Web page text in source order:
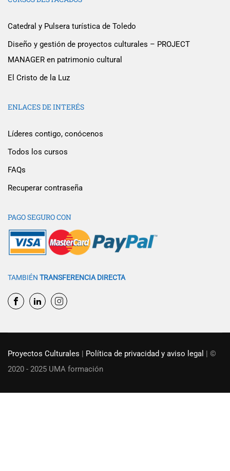
Catedral y Pulsera turística de Toledo
Diseño y gestión de proyectos culturales – PROJECT
MANAGER en patrimonio cultural
El Cristo de la Luz
ENLACES DE INTERÉS
Líderes contigo, conócenos
Todos los cursos
FAQs
Recuperar contraseña
PAGO SEGURO CON
TAMBIÉN TRANSFERENCIA DIRECTA
Proyectos Culturales | Política de privacidad y aviso legal | ©
2020 - 2025 UMA formación